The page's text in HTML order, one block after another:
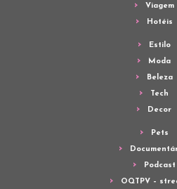
Viagem
Hotéis
Estilo
Moda
Beleza
Tech
Decor
Pets
Podcast
OQTPV –